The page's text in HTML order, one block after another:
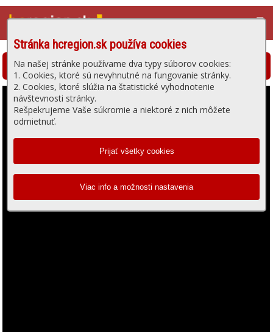
☰
Stránka hcregion.sk používa cookies
Na našej stránke používame dva typy súborov cookies:
1. Cookies, ktoré sú nevyhnutné na fungovanie stránky.
2. Cookies, ktoré slúžia na štatistické vyhodnotenie
návštevnosti stránky.
Rešpekrujeme Vaše súkromie a niektoré z nich môžete
odmietnuť.
Hlohovská televízia - prehrávanie videa